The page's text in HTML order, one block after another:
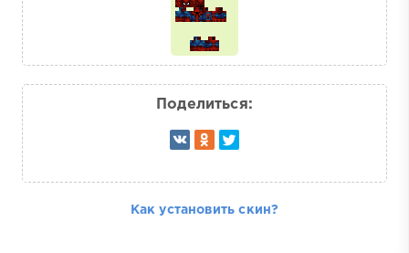
Поделиться:
Как установить скин?